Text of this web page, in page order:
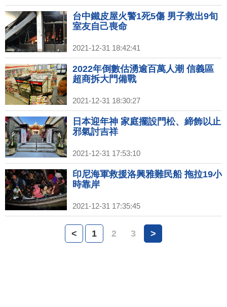
台中鐵皮屋火警1死5傷 男子救出9旬
室友自己喪命
2021-12-31 18:42:41
2022年倒數估湧逾百萬人潮 信義區
超商拆大門備戰
2021-12-31 18:30:27
日本迎年神 家庭擺設門松、締飾以止
邪氣討吉祥
2021-12-31 17:53:10
印尼海軍救援洛興雅難民船 拖拉19小
時靠岸
2021-12-31 17:35:45
< 1 2 3 >